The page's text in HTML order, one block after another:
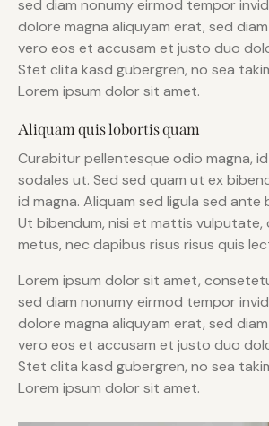
sed diam nonumy eirmod tempor
dolore magna aliquyam erat, sed
vero eos et accusam et justo duo
Stet clita kasd gubergren, no sea
Lorem ipsum dolor sit amet.
Aliquam quis lobortis quam
Curabitur pellentesque odio magna,
sodales ut. Sed sed quam ut ex
id magna. Aliquam sed ligula sed
Ut bibendum, nisi et mattis vulputate,
metus, nec dapibus risus risus quis
Lorem ipsum dolor sit amet,
sed diam nonumy eirmod tempor
dolore magna aliquyam erat, sed
vero eos et accusam et justo duo
Stet clita kasd gubergren, no sea
Lorem ipsum dolor sit amet.